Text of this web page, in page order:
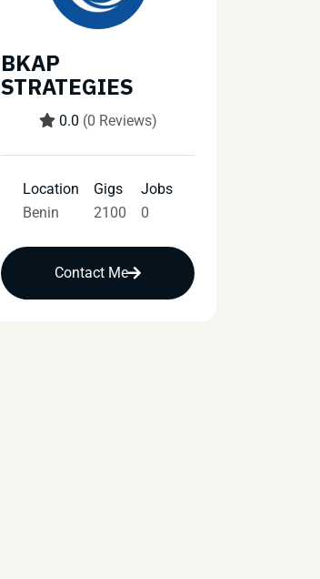
BKAP
STRATEGIES
0.0 (0 Reviews)
Location
Benin
Gigs
2100
Jobs
0
Contact Me